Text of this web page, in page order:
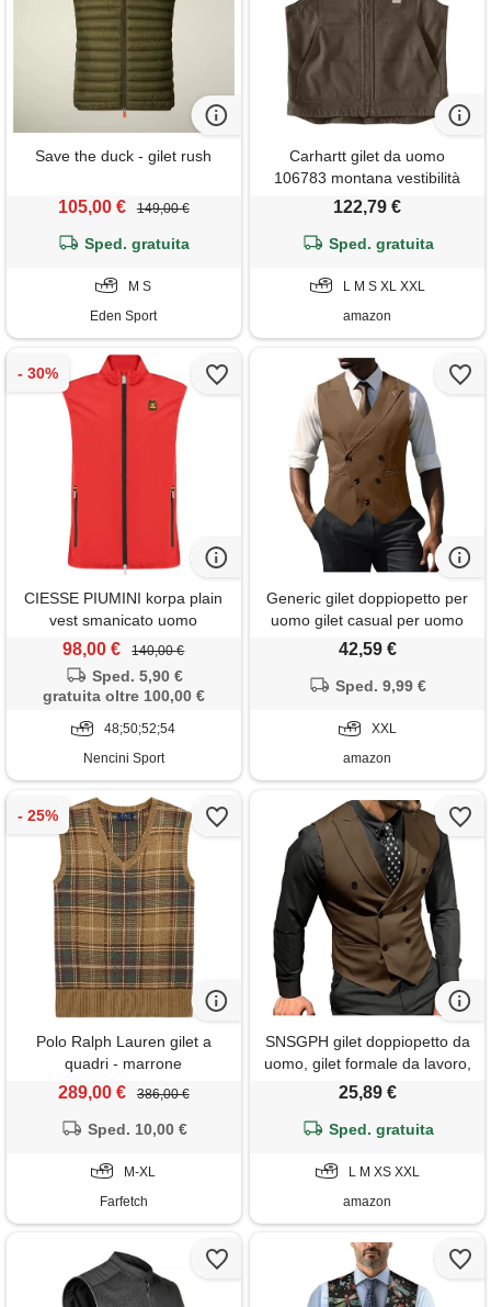
Save the duck - gilet rush
105,00 € 149,00 €
Sped. gratuita
M S
Eden Sport
Carhartt gilet da uomo
106783 montana vestibilità
comoda, asfalto, medium
122,79 €
Sped. gratuita
L M S XL XXL
amazon
CIESSE PIUMINI korpa plain
vest smanicato uomo
98,00 € 140,00 €
Sped. 5,90 €
gratuita oltre 100,00 €
48;50;52;54
Nencini Sport
Generic gilet doppiopetto per
uomo gilet casual per uomo
slim fit gilet business gilet
gilet con risvolti a punta gilet
smoking su misura, caff, xxl
42,59 €
Sped. 9,99 €
XXL
amazon
Polo Ralph Lauren gilet a
quadri - marrone
289,00 € 386,00 €
Sped. 10,00 €
M-XL
Farfetch
SNSGPH gilet doppiopetto da
uomo, gilet formale da lavoro,
gilet casual con risvolto, per
con lo sposo, confezione da 1
xxl)
25,89 €
Sped. gratuita
L M XS XXL
amazon